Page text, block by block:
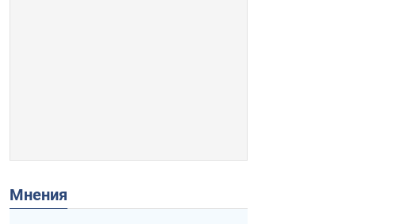
Мнения